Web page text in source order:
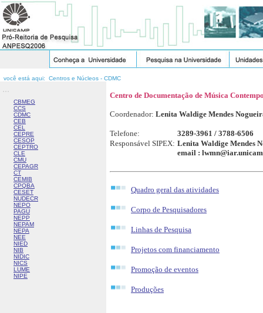
você está aqui: Centros e Núcleos - CDMC
...
CBMEG
CCS
CDMC
CEB
CEL
CEPRE
CESOP
CEPTRO
CLE
CMU
CEPAGR
CT
CEMIB
CPQBA
CESET
NUDECR
NEPO
PAGU
NEPP
NEPAM
NEPA
NEE
NIED
NIB
NIDIC
NICS
LUME
NIPE
Centro de Documentação de Música
Coordenador: Lenita Waldige Mendes
Telefone:
3289-3961 / 3788-6506
Responsável SIPEX: Lenita Waldige Mendes
email :
Quadro geral das atividades
Corpo de Pesquisadores
Linhas de Pesquisa
Projetos com financiamento
Promoção de eventos
Produções